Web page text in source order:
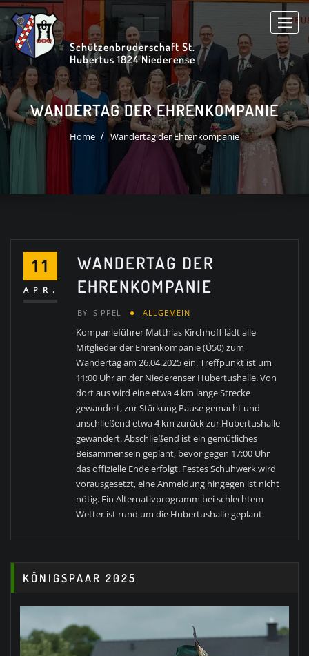
Skip
to
content
Schützenbruderschaft St.
Hubertus 1824 Niederense
WANDERTAG DER EHRENKOMPANIE
Home Wandertag der Ehrenkompanie
11
APR.
WANDERTAG DER
EHRENKOMPANIE
BY SIPPEL ALLGEMEIN
Kompanieführer Matthias Kirchhoff lädt alle
Mitglieder der Ehrenkompanie (Ü50) zum
Wandertag am 26.04.2025 ein. Treffpunkt ist um
11:00 Uhr an der Niederenser Hubertushalle. Von
dort aus wird eine etwa 4 km lange Strecke
gewandert, zur Stärkung Pause gemacht und
anschließend etwa 4 km zurück zur Hubertushalle
gewandert. Abschließend ist ein gemütliches
Beisammensein geplant, bevor gegen 17:00 Uhr
das offizielle Ende erfolgt. Festes Schuhwerk wird
vorausgesetzt, eine Anmeldung hingegen ist nicht
nötig. Ein Alternativprogramm bei schlechtem
Wetter ist rund um die Hubertushalle geplant.
KÖNIGSPAAR 2025